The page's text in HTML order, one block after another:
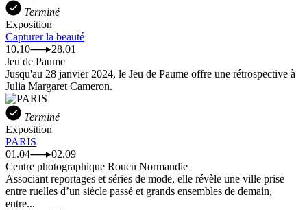
Terminé
Exposition
Capturer la beauté
10.10
28.01
Jeu de Paume
Jusqu'au 28 janvier 2024, le Jeu de Paume offre une rétrospective à
Julia Margaret Cameron.
Terminé
Exposition
PARIS
01.04
02.09
Centre photographique Rouen Normandie
Associant reportages et séries de mode, elle révèle une ville prise
entre ruelles d’un siècle passé et grands ensembles de demain,
entre...